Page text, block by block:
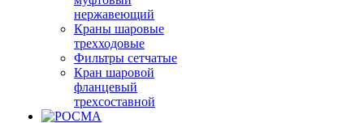
нержавеющий
Краны шаровые
трехходовые
Фильтры сетчатые
Кран шаровой
фланцевый
трехсоставной